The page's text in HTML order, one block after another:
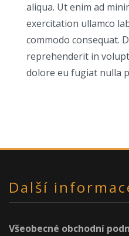
aliqua. Ut enim ad
exercitation ullamco
commodo consequat.
reprehenderit in
dolore eu fugiat nulla
Další
Všeobecné obchodní